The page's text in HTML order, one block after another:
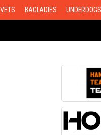
VETS BAGLADIES UNDERDOGS